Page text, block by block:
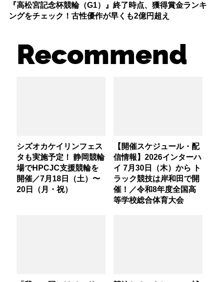
『高松宮記念杯競輪（G1）』終了時点、獲得賞金ランキ
ングをチェック！古性優作が早くも2億円超え
Recommend
シズオカケイリンフェス
タも実施予定！ 静岡競輪
場でHPCJC支援競輪を
開催／7月18日（土）〜
20日（月・祝）
【開催スケジュール・配
信情報】2026インターハ
イ 7月30日（木）から ト
ラック競技は岸和田で開
催！／令和8年度全国高
等学校総合体育大会